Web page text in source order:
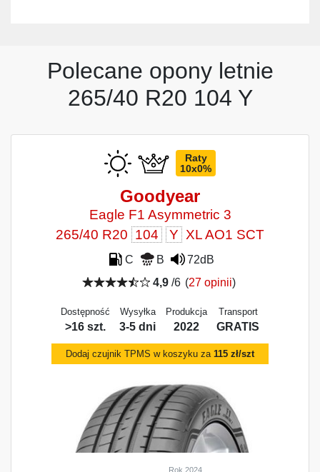
Polecane opony letnie
265/40 R20 104 Y
Raty
10x0%
Goodyear
Eagle F1 Asymmetric 3
265/40 R20 104 Y XL AO1 SCT
C B
72dB
4,9/6 (27 opinii)
Dostępność
>16 szt.
Wysyłka
3-5 dni
Produkcja
2022
Transport
GRATIS
Dodaj czujnik TPMS w koszyku za 115 zł/szt
Rok 2024